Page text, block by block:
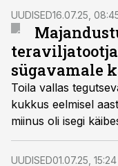
ja ärikasum 2,2
piimatöötleja
UUDISED16.07.25,
sügavamale
Toila vallas
kukkus eelmisel
miinus oli isegi
UUDISED01.07.25, 15:24